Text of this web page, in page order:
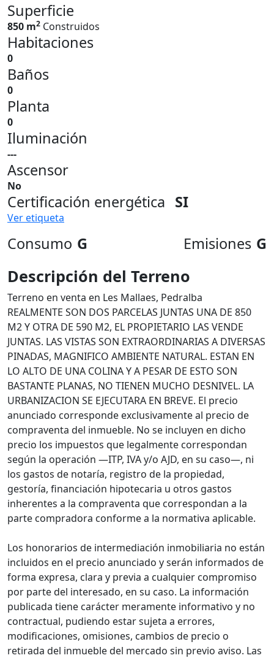
Superficie
850 m2 Construidos
Habitaciones
0
Baños
0
Planta
0
Iluminación
---
Ascensor
No
Certificación energética SI
Ver etiqueta
Consumo G Emisiones G
Descripción del Terreno
Terreno en venta en Les Mallaes, Pedralba
REALMENTE SON DOS PARCELAS JUNTAS UNA DE 850
M2 Y OTRA DE 590 M2, EL PROPIETARIO LAS VENDE
JUNTAS. LAS VISTAS SON EXTRAORDINARIAS A DIVERSAS
PINADAS, MAGNIFICO AMBIENTE NATURAL. ESTAN EN
LO ALTO DE UNA COLINA Y A PESAR DE ESTO SON
BASTANTE PLANAS, NO TIENEN MUCHO DESNIVEL. LA
URBANIZACION SE EJECUTARA EN BREVE. El precio
anunciado corresponde exclusivamente al precio de
compraventa del inmueble. No se incluyen en dicho
precio los impuestos que legalmente correspondan
según la operación —ITP, IVA y/o AJD, en su caso—, ni
los gastos de notaría, registro de la propiedad,
gestoría, financiación hipotecaria u otros gastos
inherentes a la compraventa que correspondan a la
parte compradora conforme a la normativa aplicable.
Los honorarios de intermediación inmobiliaria no están
incluidos en el precio anunciado y serán informados de
forma expresa, clara y previa a cualquier compromiso
por parte del interesado, en su caso. La información
publicada tiene carácter meramente informativo y no
contractual, pudiendo estar sujeta a errores,
modificaciones, omisiones, cambios de precio o
retirada del inmueble del mercado sin previo aviso. Las